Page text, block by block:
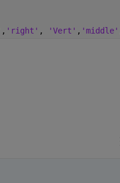
, 'right' , 'Vert' , 'middle'